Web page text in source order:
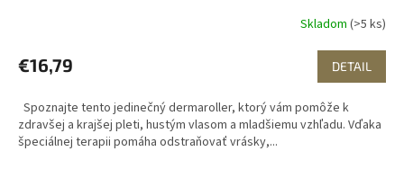
Skladom (>5 ks)
€16,79 DETAIL
Spoznajte tento jedinečný dermaroller, ktorý vám pomôže k
zdravšej a krajšej pleti, hustým vlasom a mladšiemu vzhľadu. Vďaka
špeciálnej terapii pomáha odstraňovať vrásky,...